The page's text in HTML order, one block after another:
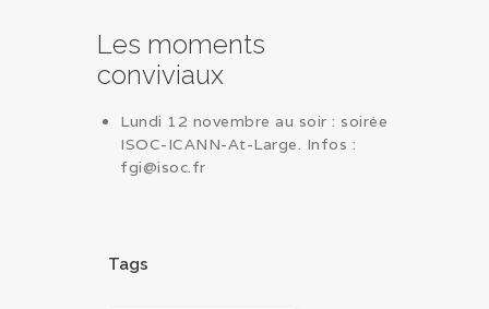
Les moments
conviviaux
Lundi 12 novembre au soir : soirée
ISOC-ICANN-At-Large. Infos :
fgi@isoc.fr
Tags